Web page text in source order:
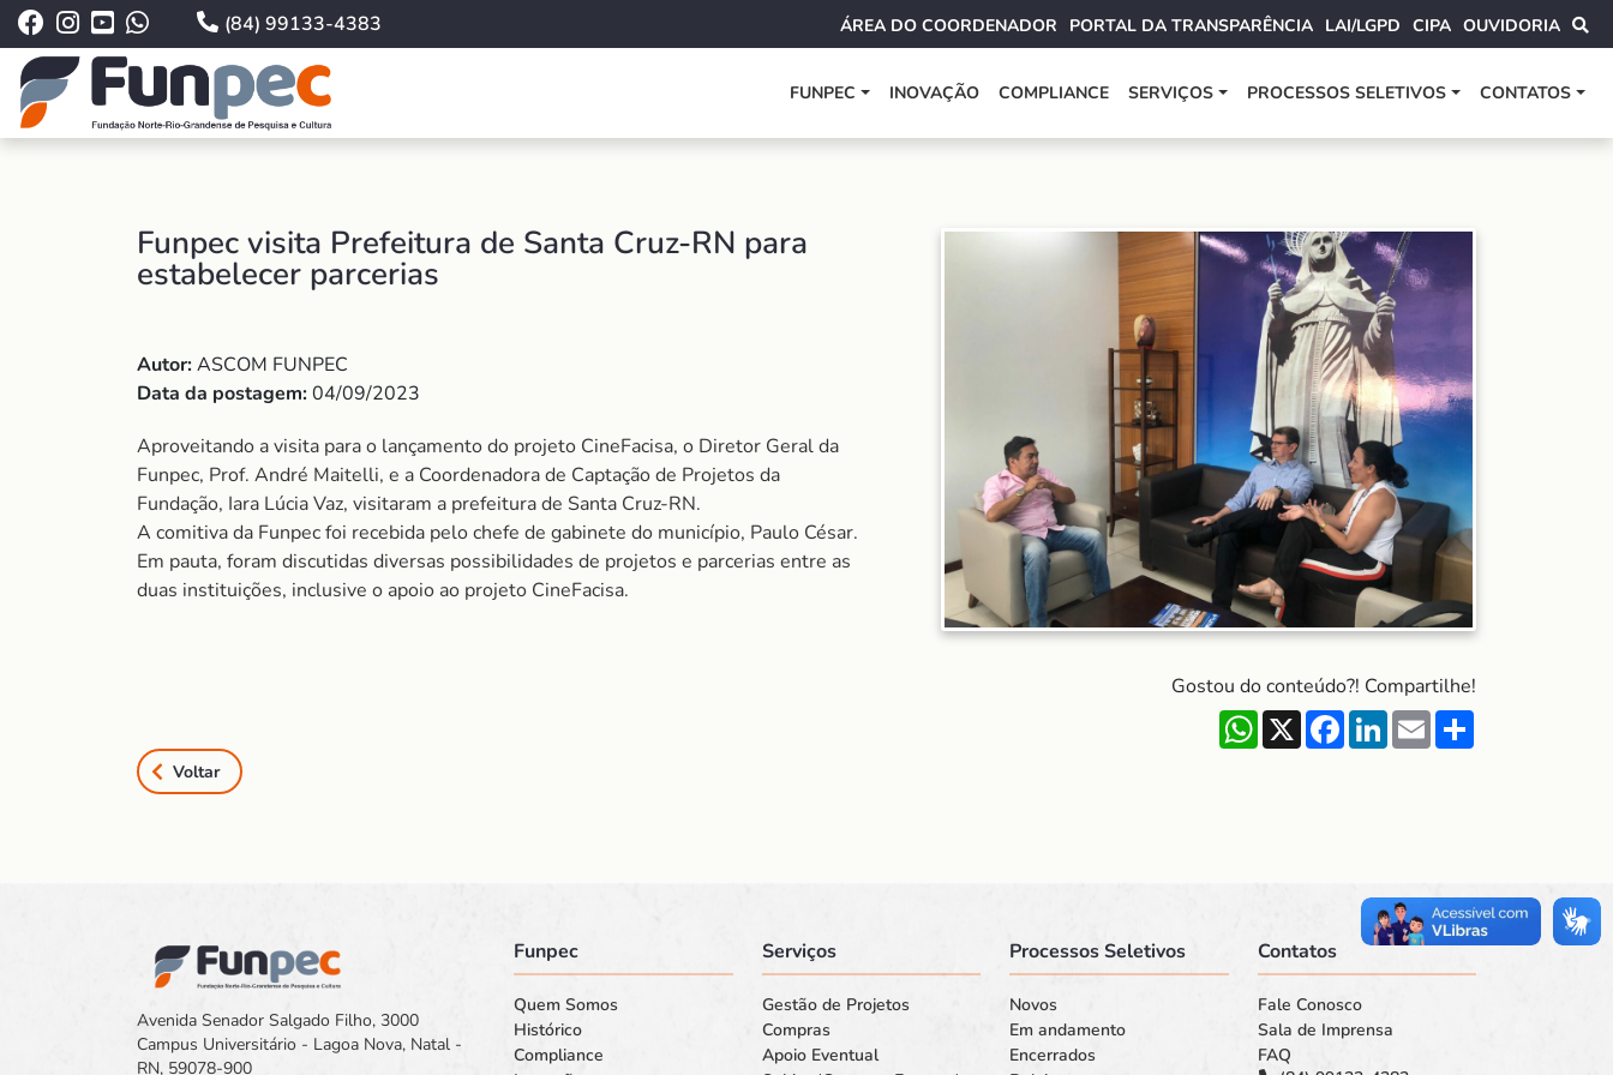
(84) 99133-4383 ÁREA DO COORDENADOR PORTAL DA TRANSPARÊNCIA LAI/LGPD CIPA OUVIDORIA
FUNPEC INOVAÇÃO COMPLIANCE SERVIÇOS PROCESSOS SELETIVOS CONTATOS
Funpec visita Prefeitura de Santa Cruz-RN para
estabelecer parcerias
Autor:ASCOM FUNPEC
Data da postagem:04/09/2023
Aproveitando a visita para o lançamento do projeto CineFacisa, o Diretor Geral da
Funpec, Prof. André Maitelli, e a Coordenadora de Captação de Projetos da
Fundação, Iara Lúcia Vaz, visitaram a prefeitura de Santa Cruz-RN.
A comitiva da Funpec foi recebida pelo chefe de gabinete do município, Paulo César.
Em pauta, foram discutidas diversas possibilidades de projetos e parcerias entre as
duas instituições, inclusive o apoio ao projeto CineFacisa.
Gostou do conteúdo?! Compartilhe!
WhatsApp
X Facebook
LinkedInEmail
Voltar
Avenida Senador Salgado Filho, 3000
Campus Universitário - Lagoa Nova, Natal -
RN, 59078-900
Funpec
Quem Somos
Histórico
Compliance
Serviços
Gestão de Projetos
Compras
Apoio Eventual
Processos Seletivos
Novos
Em andamento
Encerrados
Contatos
Fale Conosco
Sala de Imprensa
FAQ